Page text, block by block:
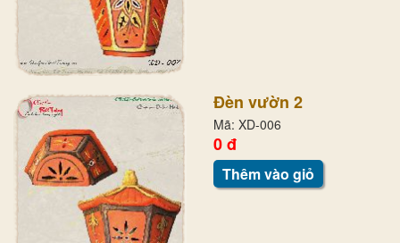
Đèn vườn 2
Mã: XD-006
0 đ
Thêm vào giỏ